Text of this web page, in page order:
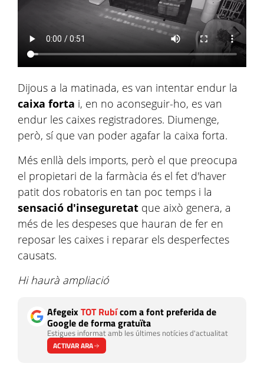
Dijous a la matinada, es van intentar endur la
caixa forta i, en no aconseguir-ho, es van
endur les caixes registradores. Diumenge,
però, sí que van poder agafar la caixa forta.
Més enllà dels imports, però el que preocupa
el propietari de la farmàcia és el fet d'haver
patit dos robatoris en tan poc temps i la
sensació d'inseguretat que això genera, a
més de les despeses que hauran de fer en
reposar les caixes i reparar els desperfectes
causats.
Hi haurà ampliació
AfegeixTOT Rubícom a font preferida de
Google de forma gratuïta
Estigues informat amb les últimes notícies d'actualitat
ACTIVAR ARA